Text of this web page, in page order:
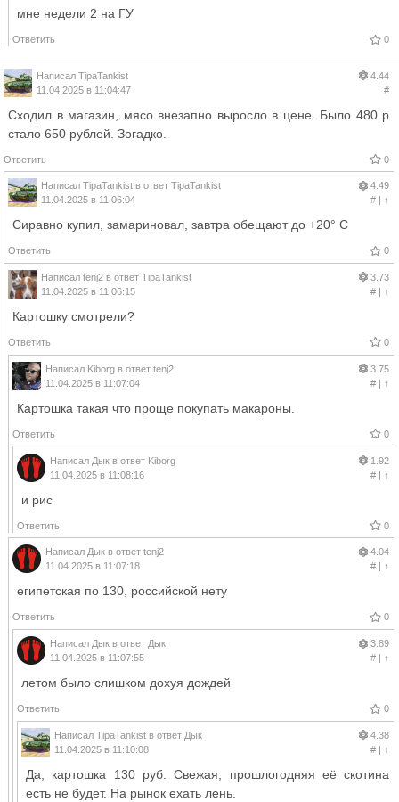
мне недели 2 на ГУ
Ответить 0
Написал TipaTankist
11.04.2025 в 11:04:47
4.44
#
Сходил в магазин, мясо внезапно выросло в цене. Было 480 р
стало 650 рублей. Зогадко.
Ответить 0
Написал TipaTankist в ответ TipaTankist
11.04.2025 в 11:06:04
4.49
#| ↑
Сиравно купил, замариновал, завтра обещают до +20° С
Ответить 0
Написал tenj2 в ответ TipaTankist
11.04.2025 в 11:06:15
3.73
#| ↑
Картошку смотрели?
Ответить 0
Написал Kiborg в ответ tenj2
11.04.2025 в 11:07:04
3.75
#| ↑
Картошка такая что проще покупать макароны.
Ответить 0
Написал Дык в ответ Kiborg
11.04.2025 в 11:08:16
1.92
#| ↑
и рис
Ответить 0
Написал Дык в ответ tenj2
11.04.2025 в 11:07:18
4.04
#| ↑
египетская по 130, российской нету
Ответить 0
Написал Дык в ответ Дык
11.04.2025 в 11:07:55
3.89
#| ↑
летом было слишком дохуя дождей
Ответить 0
Написал TipaTankist в ответ Дык
11.04.2025 в 11:10:08
4.38
#| ↑
Да, картошка 130 руб. Свежая, прошлогодняя её скотина
есть не будет. На рынок ехать лень.